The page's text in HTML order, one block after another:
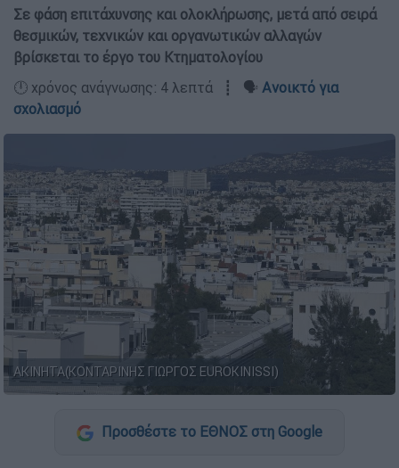
Σε φάση επιτάχυνσης και ολοκλήρωσης, μετά από σειρά
θεσμικών, τεχνικών και οργανωτικών αλλαγών
βρίσκεται το έργο του Κτηματολογίου
🕛 χρόνος ανάγνωσης: 4 λεπτά ┋ 🗣️ Ανοικτό για
σχολιασμό
ΑΚΙΝΗΤΑ(ΚΟΝΤΑΡΙΝΗΣ ΓΙΩΡΓΟΣ EUROKINISSI)
Προσθέστε το ΕΘΝΟΣ στη Google